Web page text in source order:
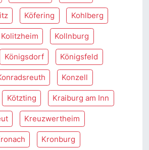
Köfering Kohlberg
Kolitzheim Kollnburg
Königsdorf Königsfeld
Konzell
Kötzting Kraiburg am Inn
Kreuzwertheim
Kronburg